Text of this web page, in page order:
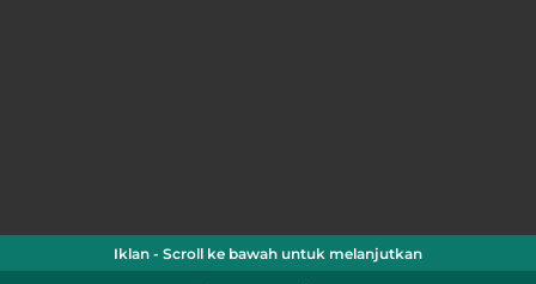
Iklan - Scroll ke bawah untuk melanjutkan